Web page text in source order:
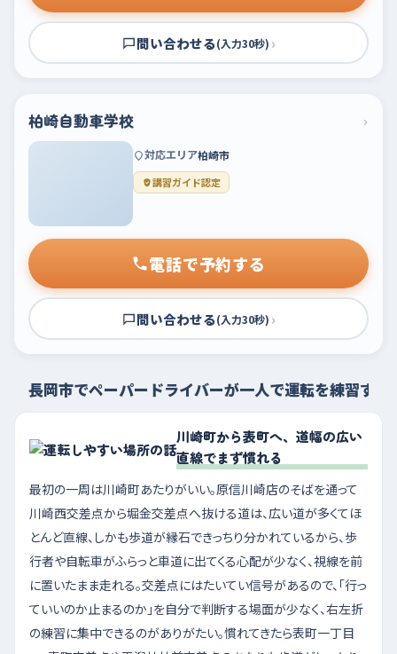
問い合わせる(入力30秒) ›
柏崎自動車学校 ›
対応エリア柏崎市
講習ガイド認定
電話で予約する
問い合わせる(入力30秒) ›
長岡市でペーパードライバーが一人で運転を練習する
川崎町から表町へ、道幅の広い
直線でまず慣れる
最初の一周は川崎町あたりがいい。原信川崎店のそばを通って
川崎西交差点から堀金交差点へ抜ける道は、広い道が多くてほ
とんど直線、しかも歩道が縁石できっちり分かれているから、歩
行者や自転車がふらっと車道に出てくる心配が少なく、視線を前
に置いたまま走れる。交差点にはたいてい信号があるので、「行っ
ていいのか止まるのか」を自分で判断する場面が少なく、右左折
の練習に集中できるのがありがたい。慣れてきたら表町一丁目